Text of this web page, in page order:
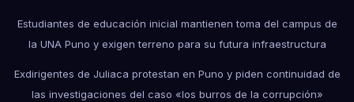
Estudiantes de educación inicial mantienen toma del campus de
la UNA Puno y exigen terreno para su futura infraestructura
Exdirigentes de Juliaca protestan en Puno y piden continuidad de
las investigaciones del caso «los burros de la corrupción»